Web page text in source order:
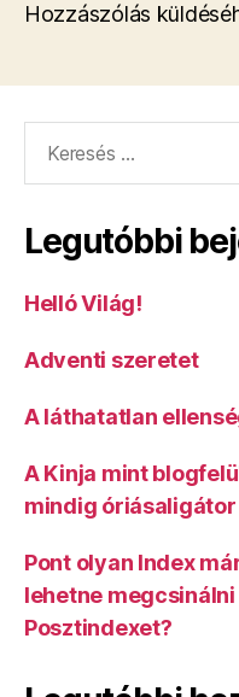
Hozzászólás
Legutóbbi
Helló Világ!
Adventi szeretet
A láthatatlan
A Kinja mint
mindig
Pont olyan Index
lehetne
Posztindexet?